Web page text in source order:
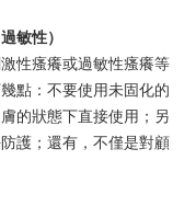
敏性）
性瘙癢或過敏性瘙癢等
點：不要使用未固化的
的狀態下直接使用；另
護；還有，不僅是對顧